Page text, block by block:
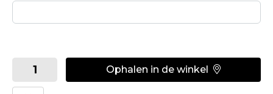
Ophalen in de winkel